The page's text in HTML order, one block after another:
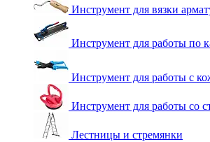
Инструмент для вязки
Инструмент для работы по
Инструмент для работы с
Инструмент для работы со
Лестницы и стремянки